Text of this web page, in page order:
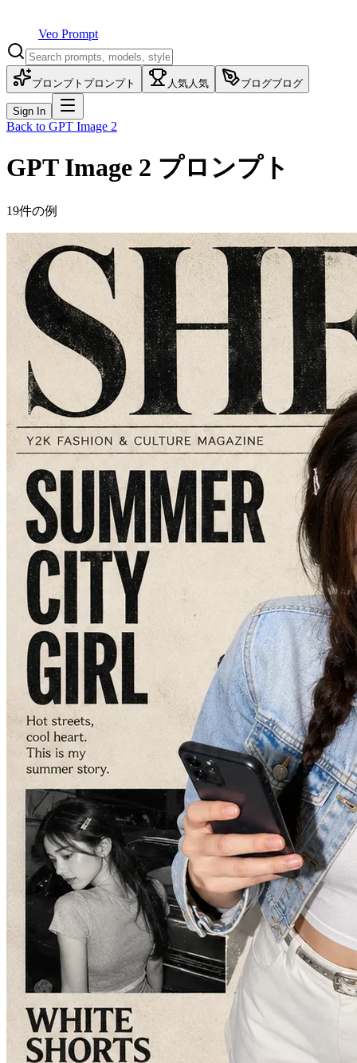
Veo Prompt
プロンプト プロンプト 人気人気 ブログブログ
Sign In
Back to GPT Image 2
GPT Image 2 プロンプト
19件の例